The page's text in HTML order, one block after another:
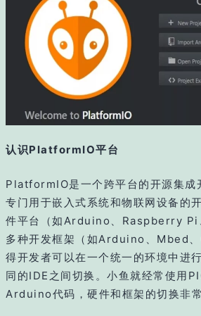
认识PlatformIO平台
PlatformIO是一个跨平台的开源集成
专门用于嵌入式系统和物联网设备的
件平台（如Arduino、Raspberry Pi
多种开发框架（如Arduino、Mbed
得开发者可以在一个统一的环境中进
同的IDE之间切换。小鱼就经常使用
Arduino代码，硬件和框架的切换非常